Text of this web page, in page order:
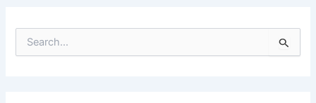
e